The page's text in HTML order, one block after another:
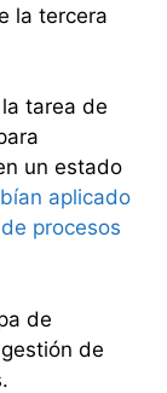
la tercera
tarea de
un estado
aplicado
procesos
de
de